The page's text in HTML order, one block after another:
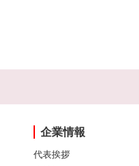
企業情報
代表挨拶